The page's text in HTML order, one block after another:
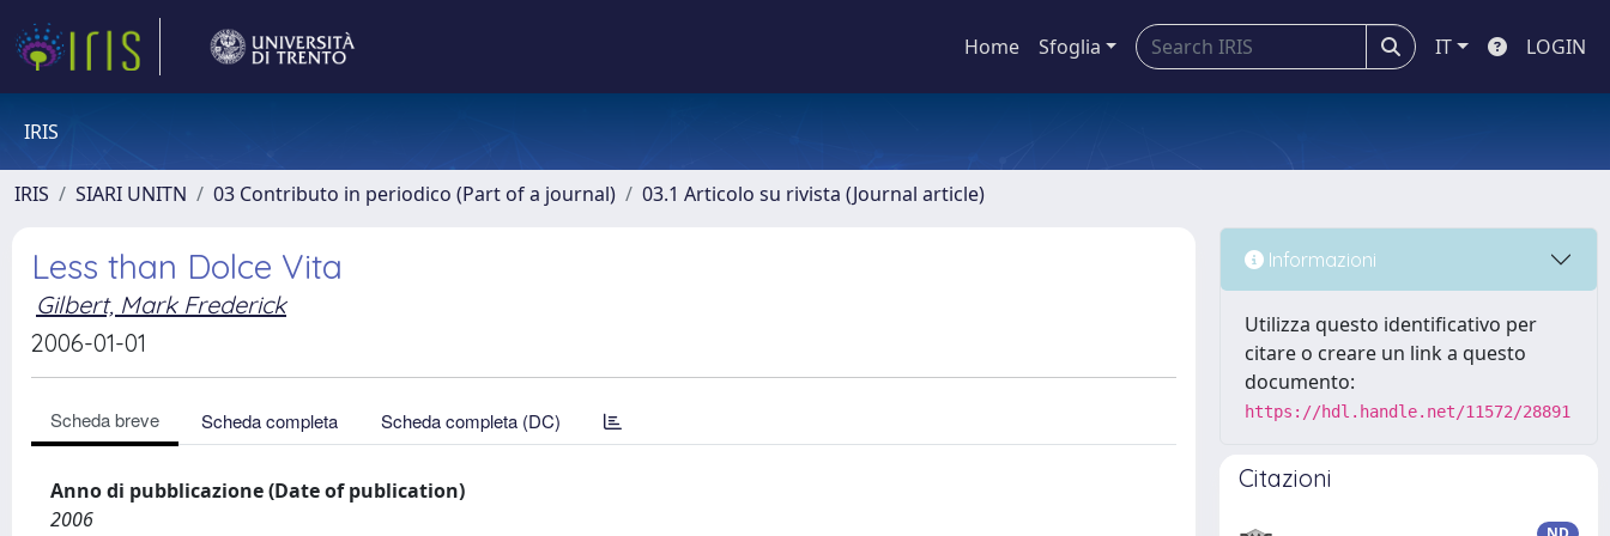
Home Sfoglia IT LOGIN
IRIS
IRIS SIARI UNITN 03 Contributo in periodico (Part of a journal) 03.1 Articolo su rivista (Journal article)
Less than Dolce Vita
Gilbert, Mark Frederick
2006-01-01
Scheda breve Scheda completa Scheda completa (DC)
Anno di pubblicazione (Date of publication)
2006
Informazioni
Utilizza questo identificativo per
citare o creare un link a questo
documento:
https://hdl.handle.net/11572/28891
Citazioni